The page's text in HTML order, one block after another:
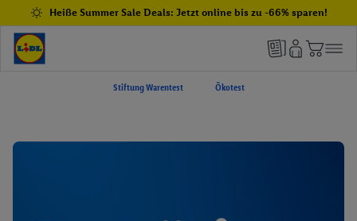
Heiße Summer Sale Deals: Jetzt online bis zu -66% sparen!
Stiftung Warentest Ökotest